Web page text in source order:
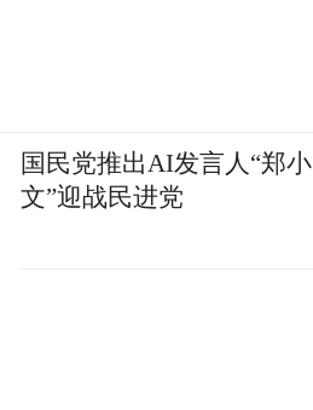
国民党推出AI发言人“郑小
文”迎战民进党